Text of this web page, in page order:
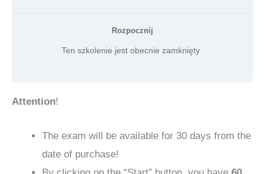
Rozpocznij
Ten szkolenie jest obecnie zamknięty
Attention!
The exam will be available for 30 days from the
date of purchase!